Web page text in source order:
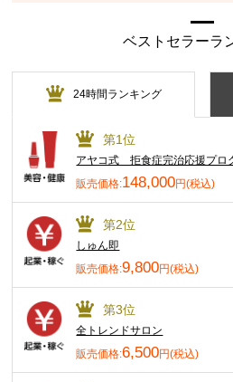
ベストセラーラ
24時間ランキング
第1位
アヤコ式 拒食症完治応援プロ
販売価格:148,000円(税込)
第2位
しゅん即
販売価格:9,800円(税込)
第3位
全トレンドサロン
販売価格:6,500円(税込)